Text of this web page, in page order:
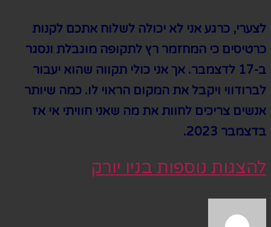
לצערי, כרגע אני לא יכולה לשלוח אתכם לקנות
כרטיסים כי המחזמר רץ לתקופה מוגבלת ונסגר
ב-17 לדצמבר. אך אני כולי תקווה שהוא יעבור
לברודווי ויקבל את המקום הראוי לו. כמה שיותר
אנשים צריכים לחוות את מה שאני חוויתי אי אז
בדצמבר
להצגות נוספות בניו יורק